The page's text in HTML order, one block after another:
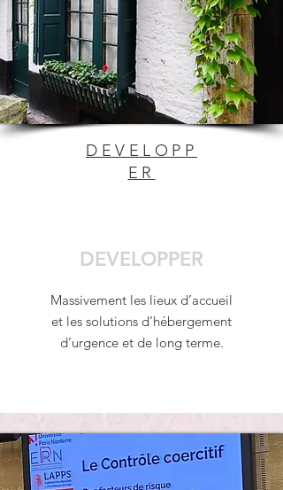
DEVELOPP
ER
DEVELOPPER
Massivement les lieux d’accueil
et les solutions d’hébergement
d’urgence et de long terme.